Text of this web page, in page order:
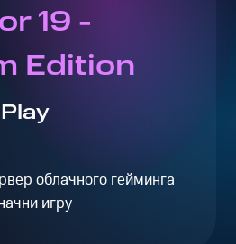
19 -
Edition
облачного гейминга
игру